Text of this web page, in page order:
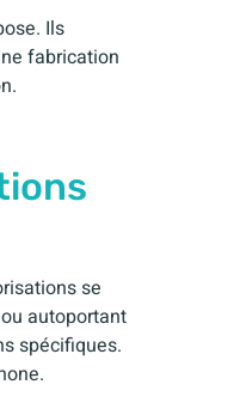
Ils
fabrication
se
autoportant
spécifiques.